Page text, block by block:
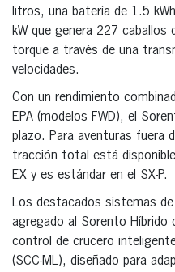
litros, una batería de 1.5
kW que genera 227
torque a través de una
velocidades.
Con un rendimiento
EPA (modelos FWD), el
plazo. Para aventuras fuera
tracción total está
EX y es estándar en el SX-P.
Los destacados sistemas
agregado al Sorento Híbrido
control de crucero
(SCC-ML), diseñado para